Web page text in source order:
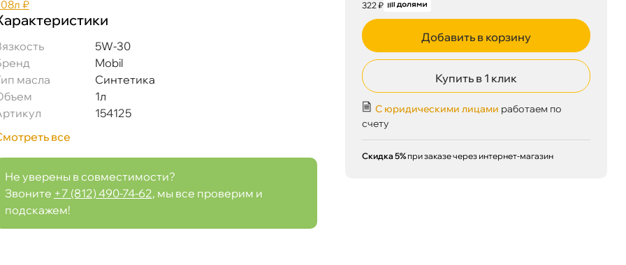
₽
5W-30
Mobil
масла
Синтетика
1л
154125
все
Не уверены в совместимости?
Звоните +7 (812) 490-74-62, мы все проверим и
подскажем!
322 ₽
Добавить в корзину
Купить в 1 клик
С юридическими лицами работаем по
счету
Скидка 5% при заказе через интернет-магазин